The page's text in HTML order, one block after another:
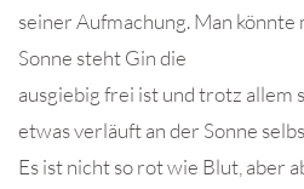
seiner Aufmachung. Man
Sonne steht Gin die
ausgiebig frei ist und trotz allem
etwas verläuft an der Sonne
Es ist nicht so rot wie Blut, aber